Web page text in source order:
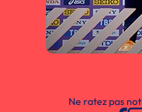
Ne ratez pas